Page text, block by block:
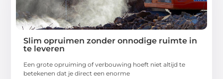
Slim opruimen zonder onnodige ruimte in
te leveren
Een grote opruiming of verbouwing hoeft niet altijd te
betekenen dat je direct een enorme